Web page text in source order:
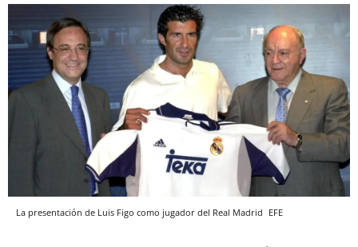
La presentación de Luis Figo como jugador del Real Madrid EFE